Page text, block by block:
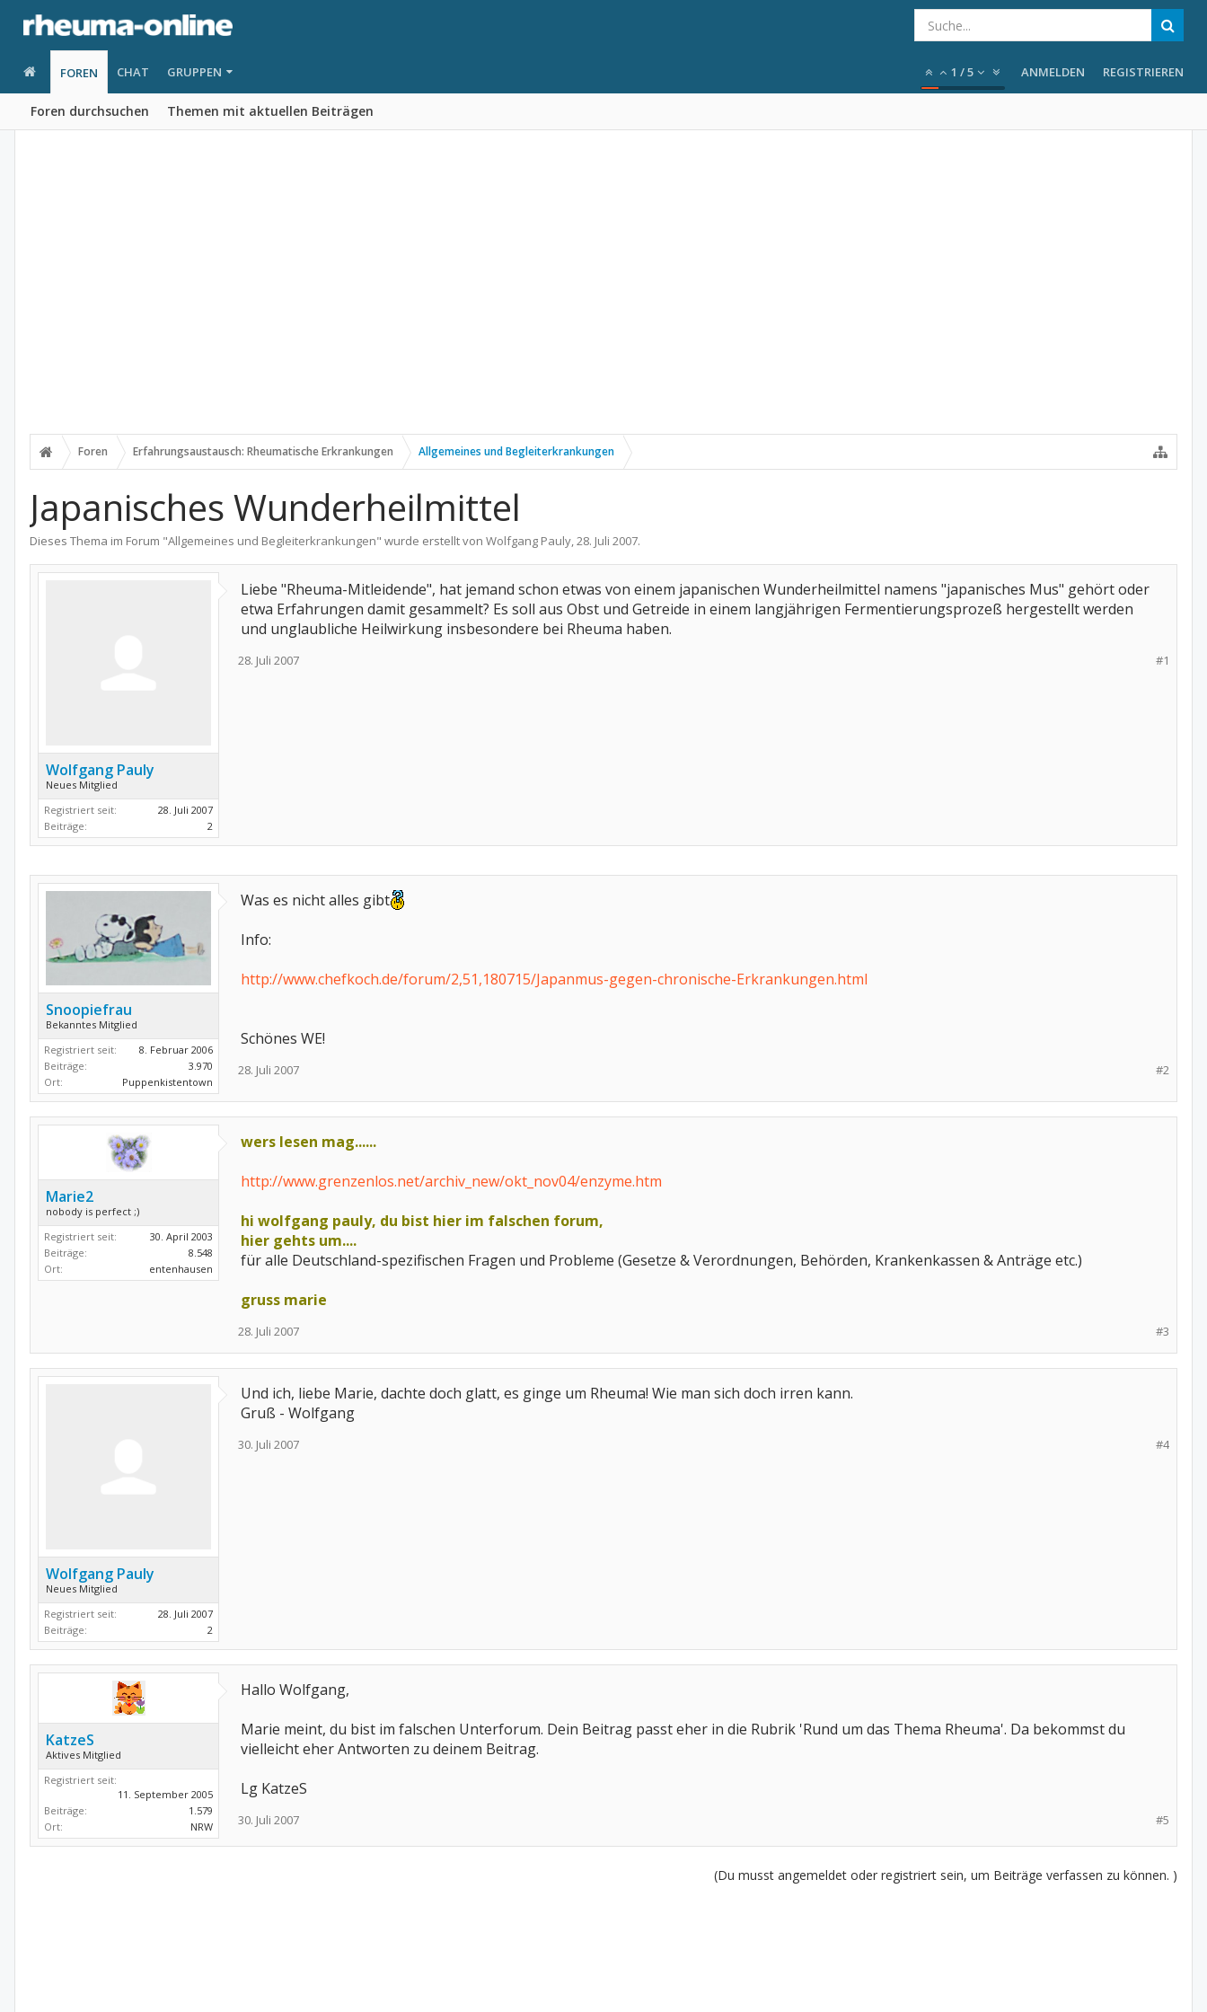
FOREN
Foren durchsuchen Themen mit aktuellen Beiträgen
CHAT GRUPPEN 1 /5 ANMELDEN REGISTRIEREN
Foren Erfahrungsaustausch: Rheumatische Erkrankungen Allgemeines und Begleiterkrankungen
Japanisches Wunderheilmittel
Dieses Thema im Forum "Allgemeines und Begleiterkrankungen" wurde erstellt von Wolfgang Pauly,28. Juli 2007.
Wolfgang Pauly
Neues Mitglied
Registriert seit:
28. Juli 2007
Beiträge:
2
Liebe "Rheuma-Mitleidende", hat jemand schon etwas von einem japanischen Wunderheilmittel namens "japanisches Mus" gehört oder
etwa Erfahrungen damit gesammelt? Es soll aus Obst und Getreide in einem langjährigen Fermentierungsprozeß hergestellt werden
und unglaubliche Heilwirkung insbesondere bei Rheuma haben.
#1
28. Juli 2007
Snoopiefrau
Bekanntes Mitglied
Registriert seit:
8. Februar 2006
Beiträge:
3.970
Ort:
Puppenkistentown
Was es nicht alles gibt
Info:
http://www.chefkoch.de/forum/2,51,180715/Japanmus-gegen-chronische-Erkrankungen.html
Schönes WE!
#2
28. Juli 2007
Marie2
nobody is perfect ;)
Registriert seit:
30. April 2003
Beiträge:
8.548
Ort:
entenhausen
wers lesen mag......
http://www.grenzenlos.net/archiv_new/okt_nov04/enzyme.htm
hi wolfgang pauly, du bist hier im falschen forum,
hier gehts um....
für alle Deutschland-spezifischen Fragen und Probleme (Gesetze & Verordnungen, Behörden, Krankenkassen & Anträge etc.)
gruss marie
#3
28. Juli 2007
Wolfgang Pauly
Neues Mitglied
Registriert seit:
28. Juli 2007
Beiträge:
2
Und ich, liebe Marie, dachte doch glatt, es ginge um Rheuma! Wie man sich doch irren kann.
Gruß - Wolfgang
#4
30. Juli 2007
KatzeS
Aktives Mitglied
Registriert seit:
11. September 2005
Beiträge:
1.579
Ort:
NRW
Hallo Wolfgang,
Marie meint, du bist im falschen Unterforum. Dein Beitrag passt eher in die Rubrik 'Rund um das Thema Rheuma'. Da bekommst du
vielleicht eher Antworten zu deinem Beitrag.
Lg KatzeS
#5
30. Juli 2007
(Du musst angemeldet oder registriert sein, um Beiträge verfassen zu können. )